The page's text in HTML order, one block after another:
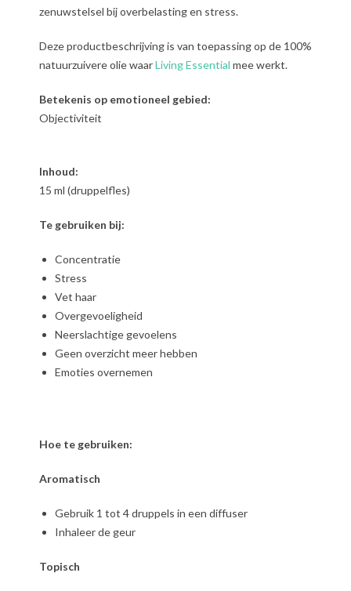
zenuwstelsel bij overbelasting en stress.
Deze productbeschrijving is van toepassing op de 100%
natuurzuivere olie waarLiving Essential mee werkt.
Betekenis op emotioneel gebied:
Objectiviteit
Inhoud:
15 ml (druppelfles)
Te gebruiken bij:
Concentratie
Stress
Vet haar
Overgevoeligheid
Neerslachtige gevoelens
Geen overzicht meer hebben
Emoties overnemen
Hoe te gebruiken:
Aromatisch
Gebruik 1 tot 4 druppels in een diffuser
Inhaleer de geur
Topisch